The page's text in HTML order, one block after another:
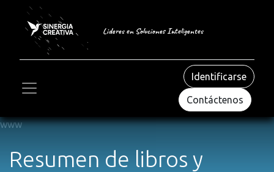
Lideres en Soluciones Inteligentes
Identificarse
Contáctenos
​​www​
Resumen de libros y